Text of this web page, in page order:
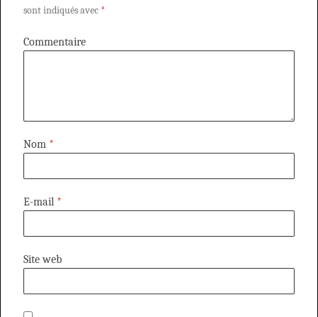
sont indiqués avec *
Commentaire
Nom *
E-mail *
Site web